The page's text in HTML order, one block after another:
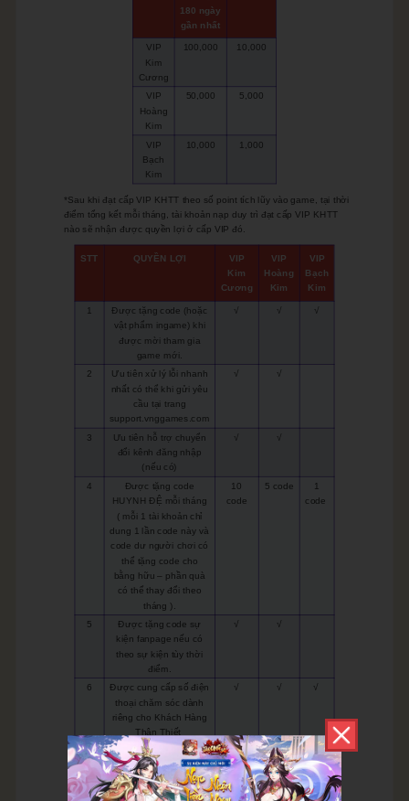
Tiktok
Group
180 ngày
gần nhất
VIP
Kim
Cương
100,000 10,000
VIP
Hoàng
Kim
50,000 5,000
VIP
Bạch
Kim
10,000 1,000
*Sau khi đạt cấp VIP KHTT theo số point tích lũy vào game, tại thời
điểm tổng kết mỗi tháng, tài khoản nạp duy trì đạt cấp VIP KHTT
nào sẽ nhận được quyền lợi ở cấp VIP đó.
STT QUYỀN LỢI
VIP
Kim
Cương
VIP
Hoàng
Kim
VIP
Bạch
Kim
1 Được tặng code (hoặc
vật phẩm ingame) khi
được mời tham gia
game mới.
√ √ √
2 Ưu tiên xử lý lỗi nhanh
nhất có thể khi gửi yêu
cầu tại trang
support.vnggames.com
√ √
3
Ưu tiên hỗ trợ chuyển
đổi kênh đăng nhập
(nếu có)
√ √
4 Được tặng code
HUYNH ĐỆ mỗi tháng
( mỗi 1 tài khoản chỉ
dung 1 lần code này và
code dư người chơi có
thể tặng code cho
bằng hữu – phần quà
có thể thay đổi theo
tháng ).
10
code
5 code 1
code
5 Được tặng code sự
kiện fanpage nếu có
theo sự kiện tùy thời
điểm.
√ √
6 Được cung cấp số điện
thoại chăm sóc dành
riêng cho Khách Hàng
Thân Thiết
√ √ √
7
Được xem xét hỗ trợ
nhân vật (trong khả
năng có thể) khi bị
hack.
√ √